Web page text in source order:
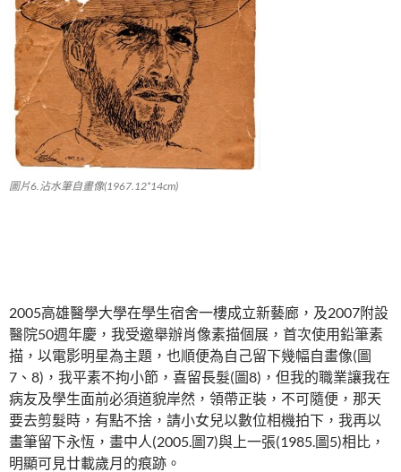
圖片6.沾水筆自畫像(1967.12*14cm)
2005高雄醫學大學在學生宿舍一樓成立新藝廊，及2007附設
醫院50週年慶，我受邀舉辦肖像素描個展，首次使用鉛筆素
描，以電影明星為主題，也順便為自己留下幾幅自畫像(圖
7、8)，我平素不拘小節，喜留長髮(圖8)，但我的職業讓我在
病友及學生面前必須道貌岸然，領帶正裝，不可隨便，那天
要去剪髮時，有點不捨，請小女兒以數位相機拍下，我再以
畫筆留下永恆，畫中人(2005.圖7)與上一張(1985.圖5)相比，
明顯可見廿載歲月的痕跡。